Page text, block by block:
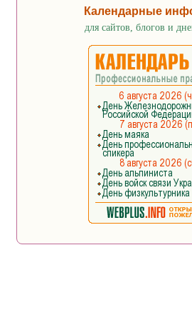
Календарные
для сайтов, блогов и